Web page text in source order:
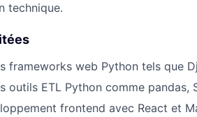
technique.
frameworks web Python tels que
outils ETL Python comme pandas,
frontend avec React et